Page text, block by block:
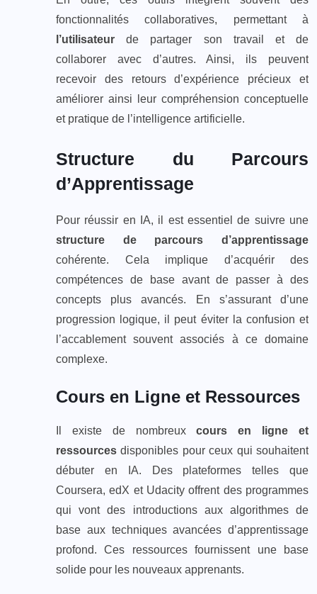
fonctionnalités collaboratives, permettant à
l’utilisateur de partager son travail et de
collaborer avec d’autres. Ainsi, ils peuvent
recevoir des retours d’expérience précieux et
améliorer ainsi leur compréhension conceptuelle
et pratique de l’intelligence artificielle.
Structure du Parcours
d’Apprentissage
Pour réussir en IA, il est essentiel de suivre une
structure de parcours d’apprentissage
cohérente. Cela implique d’acquérir des
compétences de base avant de passer à des
concepts plus avancés. En s’assurant d’une
progression logique, il peut éviter la confusion et
l’accablement souvent associés à ce domaine
complexe.
Cours en Ligne et Ressources
Il existe de nombreuxcours en ligne et
ressources disponibles pour ceux qui souhaitent
débuter en IA. Des plateformes telles que
Coursera, edX et Udacity offrent des programmes
qui vont des introductions aux algorithmes de
base aux techniques avancées d’apprentissage
profond. Ces ressources fournissent une base
solide pour les nouveaux apprenants.